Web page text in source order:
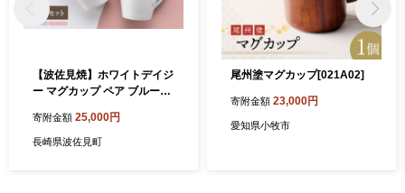
【波佐見焼】ホワイトデイジ
ー マグカップ ペア ブルー・
寄附金額 25,000円
長崎県波佐見町
尾州塗マグカップ[021A02]
寄附金額 23,000円
愛知県小牧市